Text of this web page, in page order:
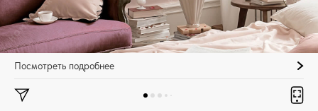
Посмотреть подробнее